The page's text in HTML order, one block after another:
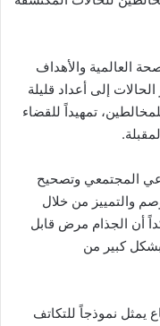
العالمية والأهداف
إلى أعداد قليلة
تمهيداً للقضاء
المجتمعي وتصحيح
والتمييز من خلال
أن الجذام مرض قابل
بشكل كبير من
يمثل نموذجاً للتكاتف